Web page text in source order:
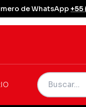
de WhatsApp +55